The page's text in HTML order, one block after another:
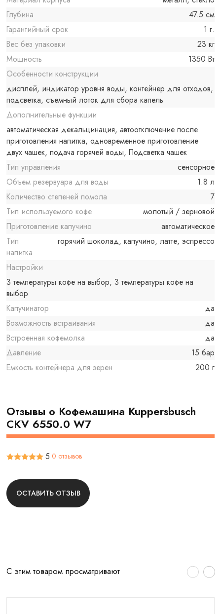
Глубина
47.5 см
Гарантийный срок
1 г.
Вес без упаковки
23 кг
Мощность
1350 Вт
Особенности конструкции
дисплей, индикатор уровня воды, контейнер для отходов,
подсветка, съемный лоток для сбора капель
Дополнительные функции
автоматическая декальцинация, автоотключение после
приготовления напитка, одновременное приготовление
двух чашек, подача горячей воды, Подсветка чашек
Тип управления
сенсорное
Объем резервуара для воды
1.8 л
Количество степеней помола
7
Тип используемого кофе
молотый / зерновой
Приготовление капучино
автоматическое
Тип
напитка
горячий шоколад, капучино, латте, эспрессо
Настройки
3 температуры кофе на выбор, 3 температуры кофе на
выбор
Капучинатор
да
Возможность встраивания
да
Встроенная кофемолка
да
Давление
15 бар
Емкость контейнера для зерен
200 г
Отзывы о Кофемашина Kuppersbusch
CKV 6550.0 W7
5 0 отзывов
ОСТАВИТЬ ОТЗЫВ
С этим товаром просматривают